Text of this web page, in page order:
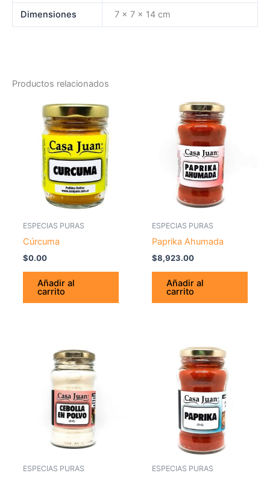
Dimensiones 7 × 7 × 14 cm
Productos relacionados
ESPECIAS PURAS
Cúrcuma
$0.00
Añadir al
carrito
ESPECIAS PURAS
Paprika Ahumada
$8,923.00
Añadir al
carrito
ESPECIAS PURAS ESPECIAS PURAS